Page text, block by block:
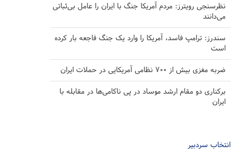
نظرسنجی رویترز: مردم آمریکا جنگ با ایران را عامل بی‌ثباتی
می‌دانند
سندرز: ترامپ فاسد، آمریکا را وارد یک جنگ فاجعه بار کرده
است
ضربه مغزی بیش از ۷۰۰ نظامی آمریکایی در حملات ایران
برکناری دو مقام ارشد موساد در پی ناکامی‌ها در مقابله با
ایران
انتخاب سردبیر